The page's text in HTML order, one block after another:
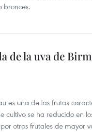
bronces.
de la uva de
es una de las frutas
cultivo se ha reducido en
otros frutales de mayor